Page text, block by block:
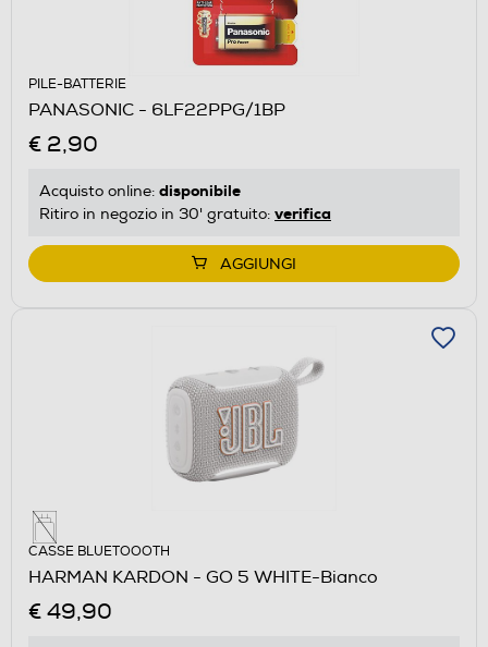
PILE-BATTERIE
PANASONIC - 6LF22PPG/1BP
€ 2,90
Acquisto online: disponibile
Ritiro in negozio in 30' gratuito: verifica
AGGIUNGI
CASSE BLUETOOOTH
HARMAN KARDON - GO 5 WHITE-Bianco
€ 49,90